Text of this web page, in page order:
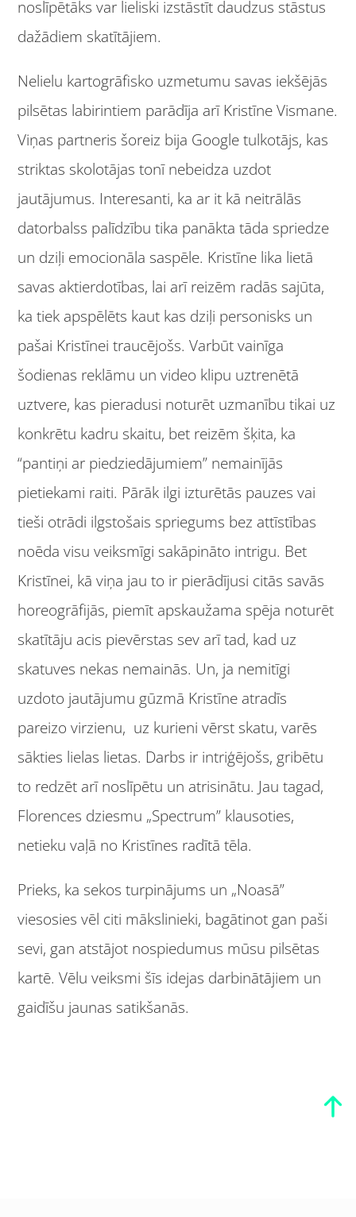
noslīpētāks var lieliski izstāstīt daudzus stāstus
dažādiem skatītājiem.
Nelielu kartogrāfisko uzmetumu savas iekšējās
pilsētas labirintiem parādīja arī Kristīne Vismane.
Viņas partneris šoreiz bija Google tulkotājs, kas
striktas skolotājas tonī nebeidza uzdot
jautājumus. Interesanti, ka ar it kā neitrālās
datorbalss palīdzību tika panākta tāda spriedze
un dziļi emocionāla saspēle. Kristīne lika lietā
savas aktierdotības, lai arī reizēm radās sajūta,
ka tiek apspēlēts kaut kas dziļi personisks un
pašai Kristīnei traucējošs. Varbūt vainīga
šodienas reklāmu un video klipu uztrenētā
uztvere, kas pieradusi noturēt uzmanību tikai uz
konkrētu kadru skaitu, bet reizēm šķita, ka
“pantiņi ar piedziedājumiem” nemainījās
pietiekami raiti. Pārāk ilgi izturētās pauzes vai
tieši otrādi ilgstošais spriegums bez attīstības
noēda visu veiksmīgi sakāpināto intrigu. Bet
Kristīnei, kā viņa jau to ir pierādījusi citās savās
horeogrāfijās, piemīt apskaužama spēja noturēt
skatītāju acis pievērstas sev arī tad, kad uz
skatuves nekas nemainās. Un, ja nemitīgi
uzdoto jautājumu gūzmā Kristīne atradīs
pareizo virzienu, uz kurieni vērst skatu, varēs
sākties lielas lietas. Darbs ir intriģējošs, gribētu
to redzēt arī noslīpētu un atrisinātu. Jau tagad,
Florences dziesmu „Spectrum” klausoties,
netieku vaļā no Kristīnes radītā tēla.
Prieks, ka sekos turpinājums un „Noasā”
viesosies vēl citi mākslinieki, bagātinot gan paši
sevi, gan atstājot nospiedumus mūsu pilsētas
kartē. Vēlu veiksmi šīs idejas darbinātājiem un
gaidīšu jaunas satikšanās.